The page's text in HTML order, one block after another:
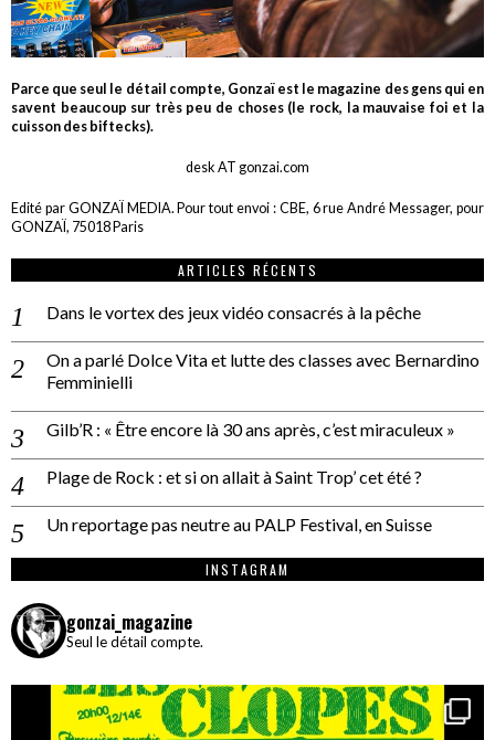
Parce que seul le détail compte, Gonzaï est le magazine des gens qui en
savent beaucoup sur très peu de choses (le rock, la mauvaise foi et la
cuisson des biftecks).
desk AT gonzai.com
Edité par GONZAÏ MEDIA. Pour tout envoi : CBE, 6 rue André Messager, pour
GONZAÏ, 75018 Paris
ARTICLES RÉCENTS
Dans le vortex des jeux vidéo consacrés à la pêche
On a parlé Dolce Vita et lutte des classes avec Bernardino
Femminielli
Gilb’R : « Être encore là 30 ans après, c’est miraculeux »
Plage de Rock : et si on allait à Saint Trop’ cet été ?
Un reportage pas neutre au PALP Festival, en Suisse
INSTAGRAM
gonzai_magazine
Seul le détail compte.